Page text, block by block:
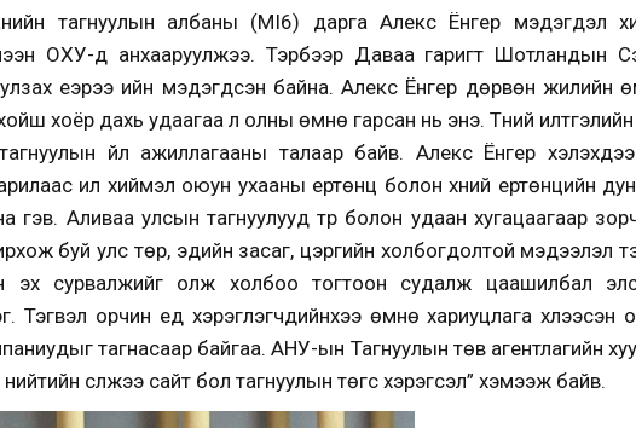
тагнуулын албаны (MI6) дарга Алекс Ёнгер мэдэгдэл
ОХУ-д анхааруулжээ. Тэрбээр Даваа гаригт Шотландын
үеэрээ ийн мэдэгдсэн байна. Алекс Ёнгер дөрвөн жилийн
хоёр дахь удаагаа л олны өмнө гарсан нь энэ. Түүний
үйл ажиллагааны талаар байв. Алекс Ёнгер
илүү хиймэл оюун ухааны ертөнц болон хүний ертөнцийн
гэв. Аливаа улсын тагнуулууд түр болон удаан хугацаагаар
буй улс төр, эдийн засаг, цэргийн холбогдолтой мэдээлэл
сурвалжийг олж холбоо тогтоон судалж цаашилбал
орчин үед хэрэглэгчдийнхээ өмнө хариуцлага хүлээсэн
тагнасаар байгаа. АНУ-ын Тагнуулын төв агентлагийн
сүлжээ сайт бол тагнуулын төгс хэрэгсэл” хэмээж байв.